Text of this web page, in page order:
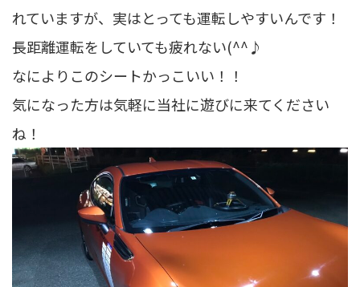
れていますが、実はとっても運転しやすいんです！
長距離運転をしていても疲れない(^^♪
なによりこのシートかっこいい！！
気になった方は気軽に当社に遊びに来てください
ね！